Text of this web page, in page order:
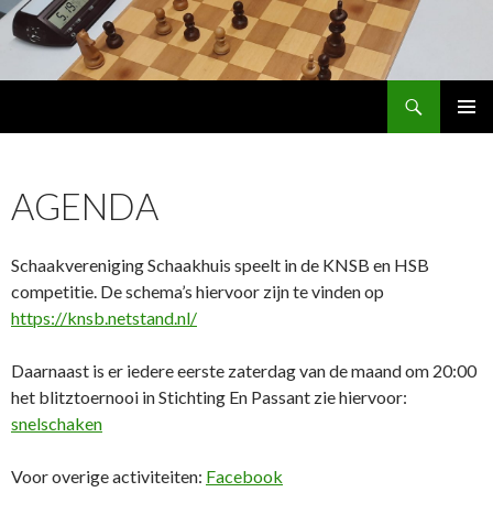
AGENDA
Schaakvereniging Schaakhuis speelt in de KNSB en HSB
competitie. De schema’s hiervoor zijn te vinden op
https://knsb.netstand.nl/
Daarnaast is er iedere eerste zaterdag van de maand om 20:00
het blitztoernooi in Stichting En Passant zie hiervoor:
snelschaken
Voor overige activiteiten: Facebook